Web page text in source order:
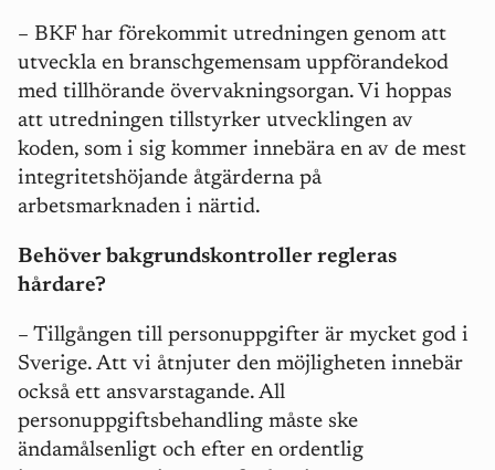
– BKF har förekommit utredningen genom att
utveckla en branschgemensam uppförandekod
med tillhörande övervakningsorgan. Vi hoppas
att utredningen tillstyrker utvecklingen av
koden, som i sig kommer innebära en av de mest
integritetshöjande åtgärderna på
arbetsmarknaden i närtid.
Behöver bakgrundskontroller regleras
hårdare?
– Tillgången till personuppgifter är mycket god i
Sverige. Att vi åtnjuter den möjligheten innebär
också ett ansvarstagande. All
personuppgiftsbehandling måste ske
ändamålsenligt och efter en ordentlig